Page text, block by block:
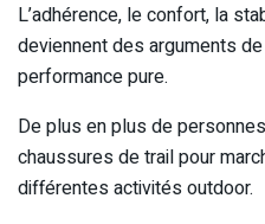
L’adhérence, le confort, la
deviennent des arguments
performance pure.
De plus en plus de
chaussures de trail pour
différentes activités outdoor.